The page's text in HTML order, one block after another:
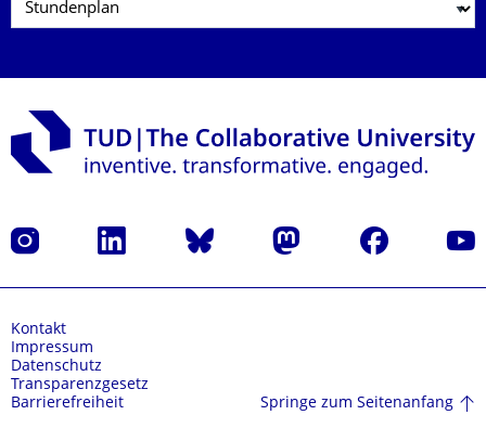
Instagram LinkedIn Bluesky Mastodon Facebook
Kontakt
Impressum
Datenschutz
Transparenzgesetz
Barrierefreiheit
Springe zum Seitenanfang